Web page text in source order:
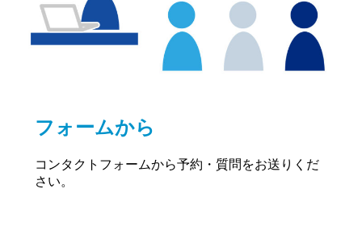
フォームから
コンタクトフォームから予約・質問をお送りくだ
さい。